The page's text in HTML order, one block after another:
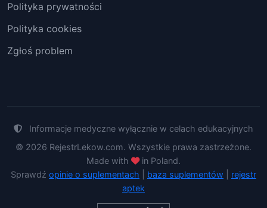
Polityka prywatności
Polityka cookies
Zgłoś problem
Informacje medyczne wyłącznie w celach edukacyjnych
© 2026 RejestrLekow.com. Wszystkie prawa zastrzeżone.
Made with
in Poland.
Sprawdź opinie o suplementach baza suplementów
rejestr
aptek